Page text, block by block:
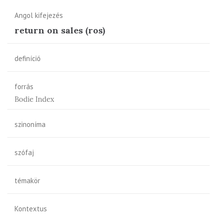
Angol kifejezés
return on sales (ros)
definíció
forrás
Bodie Index
szinoníma
szófaj
témakör
Kontextus